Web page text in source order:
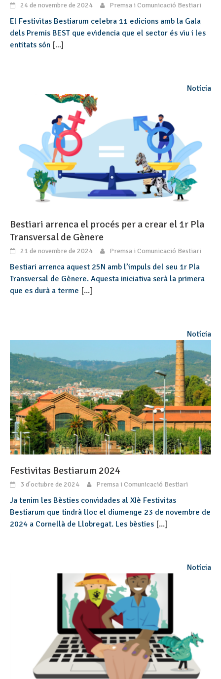
24 de novembre de 2024 Premsa i Comunicació Bestiari
El Festivitas Bestiarum celebra 11 edicions amb la Gala
dels Premis BEST que evidencia que el sector és viu i les
entitats són [...]
Notícia
Bestiari arrenca el procés per a crear el 1r Pla
Transversal de Gènere
21 de novembre de 2024 Premsa i Comunicació Bestiari
Bestiari arrenca aquest 25N amb l’impuls del seu 1r Pla
Transversal de Gènere. Aquesta iniciativa serà la primera
que es durà a terme [...]
Notícia
Festivitas Bestiarum 2024
3 d'octubre de 2024 Premsa i Comunicació Bestiari
Ja tenim les Bèsties convidades al XIè Festivitas
Bestiarum que tindrà lloc el diumenge 23 de novembre de
2024 a Cornellà de Llobregat. Les bèsties [...]
Notícia